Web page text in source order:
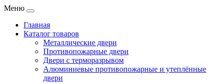
Меню
Главная
Каталог товаров
Металлические двери
Противопожарные двери
Двери с терморазрывом
Алюминиевые противопожарные и утеплённые
двери